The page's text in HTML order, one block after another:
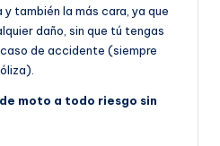
también la más cara, ya que
daño, sin que tú tengas
de accidente (siempre
moto a todo riesgo sin